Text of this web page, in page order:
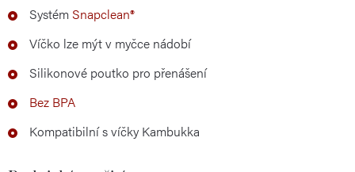
Systém Snapclean®
Víčko lze mýt v myčce nádobí
Silikonové poutko pro přenášení
Bez BPA
Kompatibilní s víčky Kambukka